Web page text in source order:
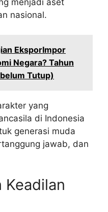
menjadi aset
nasional.
EksporImpor
Negara? Tahun
Tutup)
yang
di Indonesia
generasi muda
jawab, dan